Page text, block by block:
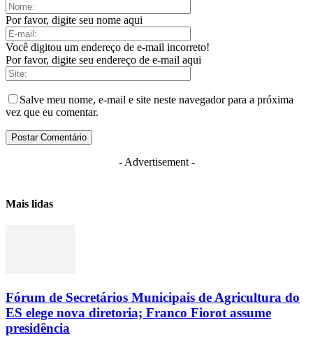
Por favor, digite seu nome aqui
Você digitou um endereço de e-mail incorreto!
Por favor, digite seu endereço de e-mail aqui
Salve meu nome, e-mail e site neste navegador para a próxima
vez que eu comentar.
- Advertisement -
Mais lidas
Fórum de Secretários Municipais de Agricultura do
ES elege nova diretoria; Franco Fiorot assume
presidência